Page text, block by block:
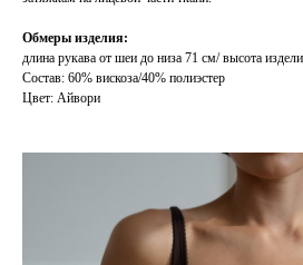
Обмеры изделия:
длина рукава от шеи до низа 71 см/ высота
Состав: 60% вискоза/40% полиэстер
Цвет: Айвори